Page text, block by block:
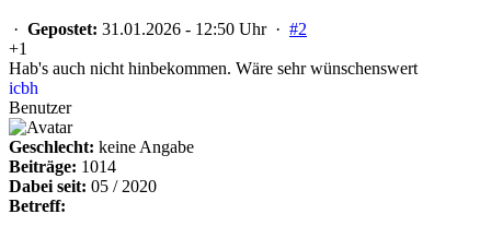
· Gepostet: 31.01.2026 - 12:50 Uhr · #2
+1
Hab's auch nicht hinbekommen. Wäre sehr wünschenswert
icbh
Benutzer
Geschlecht: keine Angabe
Beiträge: 1014
Dabei seit: 05 / 2020
Betreff: